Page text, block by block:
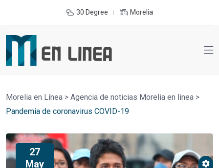
30 Degree Morelia
Morelia en Línea > Agencia de noticias Morelia en linea >
Pandemia de coronavirus COVID-19
27
May